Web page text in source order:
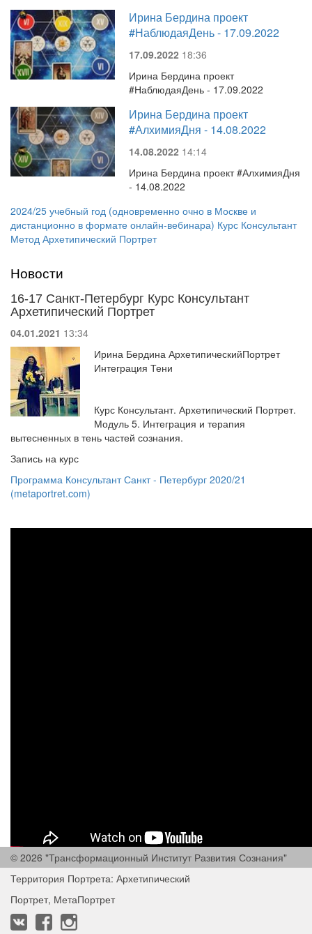
Ирина Бердина проект
#НаблюдаяДень - 17.09.2022
17.09.2022 18:36
Ирина Бердина проект
#НаблюдаяДень - 17.09.2022
Ирина Бердина проект
#АлхимияДня - 14.08.2022
14.08.2022 14:14
Ирина Бердина проект #АлхимияДня
- 14.08.2022
2024/25 учебный год (одновременно очно в Москве и
дистанционно в формате онлайн-вебинара) Курс Консультант
Метод Архетипический Портрет
Новости
16-17 Санкт-Петербург Курс Консультант
Архетипический Портрет
04.01.2021 13:34
Ирина Бердина АрхетипическийПортрет
Интеграция Тени
Курс Консультант. Архетипический Портрет.
Модуль 5. Интеграция и терапия
вытесненных в тень частей сознания.
Запись на курс
Программа Консультант Санкт - Петербург 2020/21
(metaportret.com)
© 2026 "Трансформационный Институт Развития Сознания"
Территория Портрета: Архетипический
Портрет, МетаПортрет